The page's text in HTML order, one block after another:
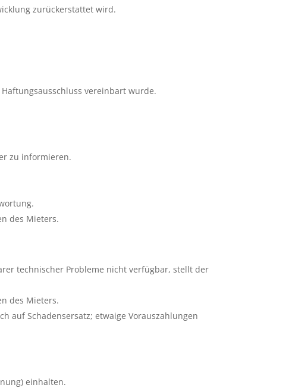
zurückerstattet wird.
vereinbart wurde.
zu informieren.
des Mieters.
technischer Probleme nicht verfügbar, stellt der
des Mieters.
auf Schadensersatz; etwaige Vorauszahlungen
einhalten.